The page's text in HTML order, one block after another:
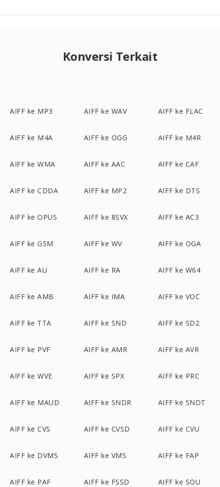
Konversi Terkait
AIFF ke MP3 AIFF ke WAV AIFF ke FLAC
AIFF ke M4A AIFF ke OGG AIFF ke M4R
AIFF ke WMA AIFF ke AAC AIFF ke CAF
AIFF ke CDDA AIFF ke MP2 AIFF ke DTS
AIFF ke OPUS AIFF ke 8SVX AIFF ke AC3
AIFF ke GSM AIFF ke WV AIFF ke OGA
AIFF ke AU AIFF ke RA AIFF ke W64
AIFF ke AMB AIFF ke IMA AIFF ke VOC
AIFF ke TTA AIFF ke SND AIFF ke SD2
AIFF ke PVF AIFF ke AMR AIFF ke AVR
AIFF ke WVE AIFF ke SPX AIFF ke PRC
AIFF ke MAUD AIFF ke SNDR AIFF ke SNDT
AIFF ke CVS AIFF ke CVSD AIFF ke CVU
AIFF ke DVMS AIFF ke VMS AIFF ke FAP
AIFF ke PAF AIFF ke FSSD AIFF ke SOU